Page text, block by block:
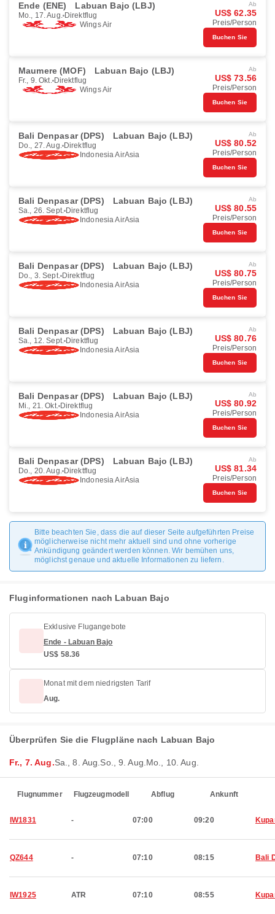
Ende (ENE) Labuan Bajo (LBJ)
Mo., 17. Aug. Direktflug
Wings Air
Ab
US$ 62.35
Preis/Person
Buchen Sie
Maumere (MOF) Labuan Bajo (LBJ)
Fr., 9. Okt. Direktflug
Wings Air
Ab
US$ 73.56
Preis/Person
Buchen Sie
Bali Denpasar (DPS) Labuan Bajo (LBJ)
Do., 27. Aug. Direktflug
Indonesia AirAsia
Ab
US$ 80.52
Preis/Person
Buchen Sie
Bali Denpasar (DPS) Labuan Bajo (LBJ)
Sa., 26. Sept. Direktflug
Indonesia AirAsia
Ab
US$ 80.55
Preis/Person
Buchen Sie
Bali Denpasar (DPS) Labuan Bajo (LBJ)
Do., 3. Sept. Direktflug
Indonesia AirAsia
Ab
US$ 80.75
Preis/Person
Buchen Sie
Bali Denpasar (DPS) Labuan Bajo (LBJ)
Sa., 12. Sept. Direktflug
Indonesia AirAsia
Ab
US$ 80.76
Preis/Person
Buchen Sie
Bali Denpasar (DPS) Labuan Bajo (LBJ)
Mi., 21. Okt. Direktflug
Indonesia AirAsia
Ab
US$ 80.92
Preis/Person
Buchen Sie
Bali Denpasar (DPS) Labuan Bajo (LBJ)
Do., 20. Aug. Direktflug
Indonesia AirAsia
Ab
US$ 81.34
Preis/Person
Buchen Sie
Bitte beachten Sie, dass die auf dieser Seite aufgeführten Preise
möglicherweise nicht mehr aktuell sind und ohne vorherige
Ankündigung geändert werden können. Wir bemühen uns,
möglichst genaue und aktuelle Informationen zu liefern.
Fluginformationen nach Labuan Bajo
Exklusive Flugangebote
Ende - Labuan Bajo
US$ 58.36
Monat mit dem niedrigsten Tarif
Aug.
Überprüfen Sie die Flugpläne nach Labuan Bajo
Fr., 7. Aug.Sa., 8. Aug. So., 9. Aug. Mo., 10. Aug.
Flugnummer Flugzeugmodell Abflug Ankunft
IW1831 - 07:00 09:20
QZ644 - 07:10 08:15 Bali
IW1925 ATR 07:10 08:55